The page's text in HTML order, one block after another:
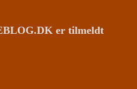
er tilmeldt